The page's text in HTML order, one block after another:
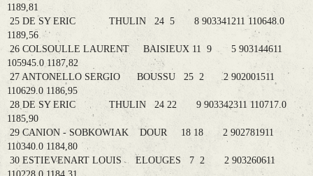
1189,81
25 DE SY ERIC THULIN 24 5 8 903341211 110648.0
1189,56
26 COLSOULLE LAURENT BAISIEUX 11 9 5 903144611
105945.0 1187,82
27 ANTONELLO SERGIO BOUSSU 25 2 2 902001511
110629.0 1186,95
28 DE SY ERIC THULIN 24 22 9 903342311 110717.0
1185,90
29 CANION - SOBKOWIAK DOUR 18 18 2 902781911
110340.0 1184,80
30 ESTIEVENART LOUIS ELOUGES 7 2 2 903260611